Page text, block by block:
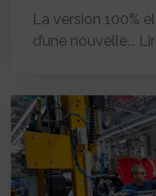
La version 100%
d’une nouvelle...